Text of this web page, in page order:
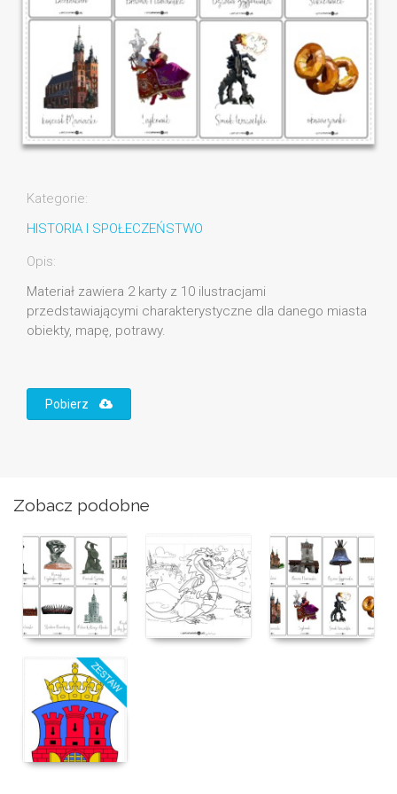
Kategorie:
HISTORIA I SPOŁECZEŃSTWO
Opis:
Materiał zawiera 2 karty z 10 ilustracjami
przedstawiającymi charakterystyczne dla danego miasta
obiekty, mapę, potrawy.
Pobierz
Zobacz podobne